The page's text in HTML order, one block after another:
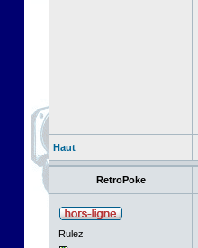
Haut
RetroPoke
Rulez